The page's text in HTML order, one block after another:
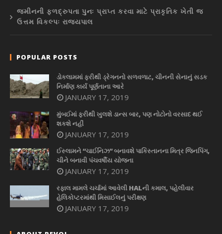
જમીનની ફળદ્રુપતા પુનઃ પ્રાપ્ત કરવા માટે પ્રાકૃતિક ખેતી જ
ઉત્તમ વિકલ્પઃ રાજ્યપાલ
POPULAR POSTS
ડોકલામમાં ફરીથી ડ્રેગનનો સળવળાટ, ચીનની સેનાનું સડક
નિર્માણ કાર્ય પૂર્ણતાના આરે
JANUARY 17, 2019
મુંબઈમાં ફરીથી ખુલશે ડાન્સ બાર, પણ નોટોનો વરસાદ થઈ
શકશે નહીં
JANUARY 17, 2019
ઈસ્લામને “ચાઈનિઝ” બનાવશે પાકિસ્તાનના મિત્ર જિનપિંગ,
ચીને બનાવી પંચવર્ષીય યોજના
JANUARY 17, 2019
રફાલ મામલે ચર્ચામાં આવેલી HALની કમાલ, પહેલીવાર
હેલિકોપ્ટરમાંથી મિસાઈલનું પરીક્ષણ
JANUARY 17, 2019